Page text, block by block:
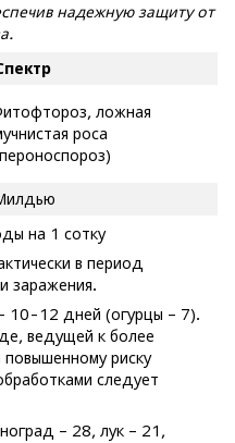
надежную защиту от
ложная
роса
на 1 сотку
в период
заражения.
10-12 дней (огурцы – 7).
ведущей к более
риску
следует
– 28, лук – 21,